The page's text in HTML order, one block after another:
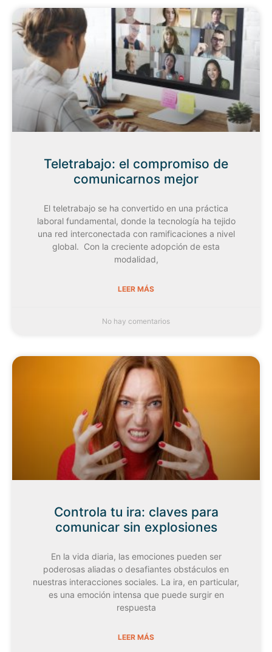
Teletrabajo: el compromiso de
comunicarnos mejor
El teletrabajo se ha convertido en una práctica
laboral fundamental, donde la tecnología ha tejido
una red interconectada con ramificaciones a nivel
global. Con la creciente adopción de esta
modalidad,
LEER MÁS
No hay comentarios
Controla tu ira: claves para
comunicar sin explosiones
En la vida diaria, las emociones pueden ser
poderosas aliadas o desafiantes obstáculos en
nuestras interacciones sociales. La ira, en particular,
es una emoción intensa que puede surgir en
respuesta
LEER MÁS